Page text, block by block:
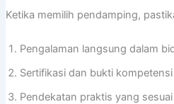
Ketika memilih pendamping,
Pengalaman langsung dalam
Sertifikasi dan bukti
Pendekatan praktis yang